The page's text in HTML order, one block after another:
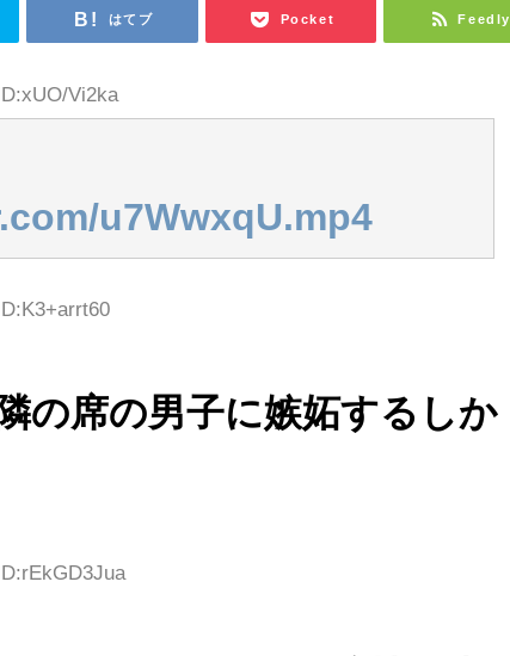
はてブ Pocket Feedly
Vi2ka
u7WwxqU.mp4
の席の男子に嫉妬するしか